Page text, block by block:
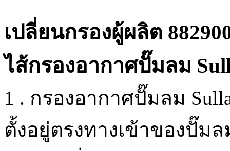
เปลี่ยนกรองผู้ผลิต
ไส้กรองอากาศปั๊มลม
1 . กรองอากาศปั๊มลม
ตั้งอยู่ตรงทางเข้าของปั๊ม